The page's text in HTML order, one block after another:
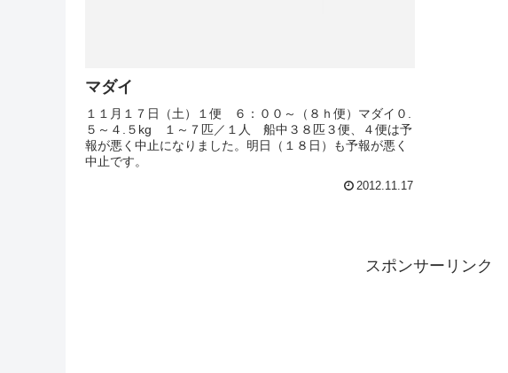
マダイ
１１月１７日（土）１便 ６：００～（８ｈ便）マダイ０.
５～４.５kg １～７匹／１人 船中３８匹３便、４便は予
報が悪く中止になりました。明日（１８日）も予報が悪く
中止です。
2012.11.17
スポンサーリンク